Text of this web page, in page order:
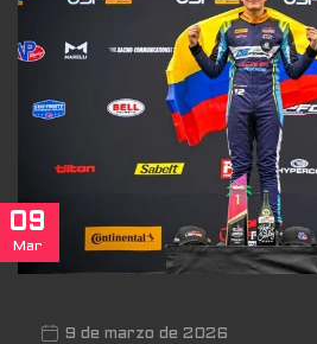
09
Mar
9 de marzo de 2026